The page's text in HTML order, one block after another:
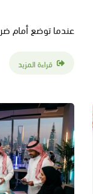
عندما توضع أمام
قراءة المزيد